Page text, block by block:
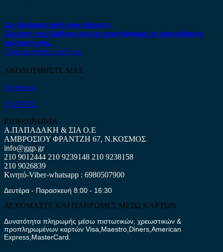
Δεν βρήκατε αυτό που ψάχνετε;
Είμαστε στη διάθεση σας να απαντήσουμε σε οποιαδήποτε
ερώτηση σας.
Επικοινωνήστε μαζί μας
ΑΚΟΛΟΥΘΗΣΤΕ ΜΑΣ
Facebook
ΧΑΡΤΗΣ
ΕΠΙΚΟΙΝΩΝΙΑ
Α.ΠΑΠΑΔΑΚΗ & ΣΙΑ Ο.Ε
ΑΜΒΡΟΣΙΟΥ ΦΡΑΝΤΖΗ 67, Ν.ΚΟΣΜΟΣ
info@ggp.gr
210 9012444 210 9239148 210 9238158
210 9026839
Κινητό-Viber-whatsapp : 6980507900
Δευτέρα - Παρασκευή 8:00 - 16:30
ΔΕΧΟΜΑΣΤΕ ΚΑΙ ΠΛΗΡΩΜΕΣ ΜΕΣΩ ΚΑΡΤΩΝ
Δυνατότητα πληρωμής μέσω πιστωτικών, χρεωστικών &
προπληρωμένων καρτών Visa,Maestro,Diners,American
Express,MasterCard.